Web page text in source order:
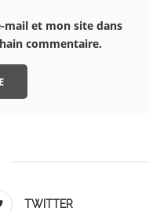
mail et mon site dans
commentaire.
TWITTER